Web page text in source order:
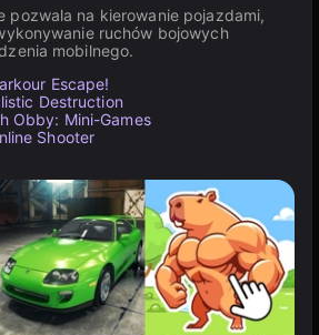
pozwala na kierowanie pojazdami,
ruchów bojowych
mobilnego.
Escape!
Destruction
Obby: Mini-Games
Shooter